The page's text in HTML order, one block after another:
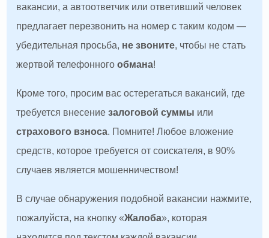
вакансии, а автоответчик или ответивший человек
предлагает перезвонить на номер с таким кодом —
убедительная просьба, не звоните, чтобы не стать
жертвой телефонногообмана!
Кроме того, просим вас остерегаться вакансий, где
требуется внесениезалоговой суммы или
страхового взноса. Помните! Любое вложение
средств, которое требуется от соискателя, в 90%
случаев является мошенничеством!
В случае обнаружения подобной вакансии нажмите,
пожалуйста, на кнопку «Жалоба», которая